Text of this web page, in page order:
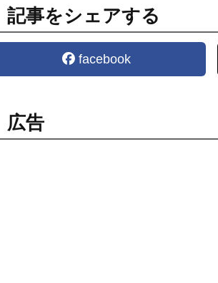
記事をシェアする
facebook
広告